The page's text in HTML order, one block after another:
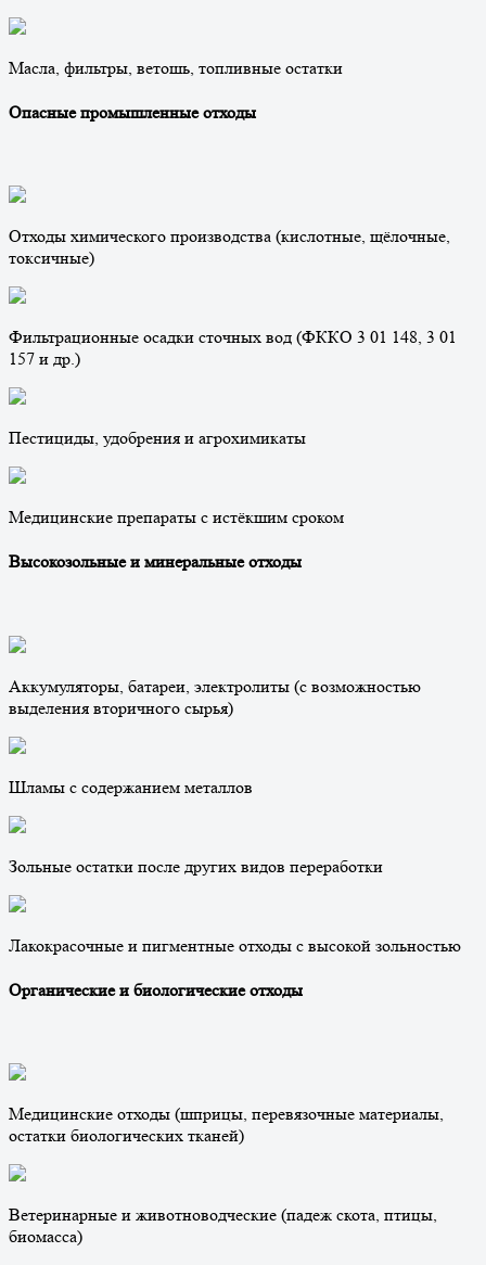
Масла, фильтры, ветошь, топливные остатки
Опасные промышленные отходы
Отходы химического производства (кислотные, щёлочные,
токсичные)
Фильтрационные осадки сточных вод (ФККО 3 01 148, 3 01
157 и др.)
Пестициды, удобрения и агрохимикаты
Медицинские препараты с истёкшим сроком
Высокозольные и минеральные отходы
Аккумуляторы, батареи, электролиты (с возможностью
выделения вторичного сырья)
Шламы с содержанием металлов
Зольные остатки после других видов переработки
Лакокрасочные и пигментные отходы с высокой зольностью
Органические и биологические отходы
Медицинские отходы (шприцы, перевязочные материалы,
остатки биологических тканей)
Ветеринарные и животноводческие (падеж скота, птицы,
биомасса)